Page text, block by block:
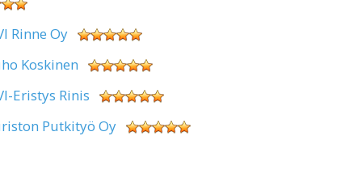
Rinne Oy
Koskinen
Eristys Rinis
Putkityö Oy